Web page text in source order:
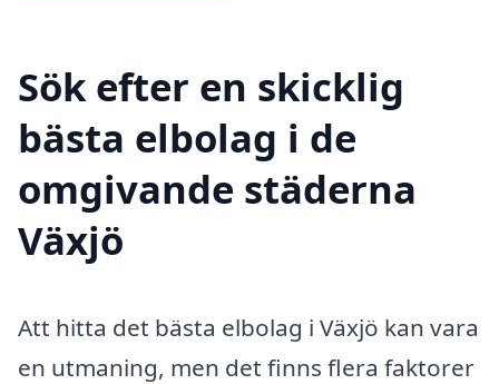
Sök efter en skicklig
bästa elbolag i de
omgivande städerna
Växjö
Att hitta det bästa elbolag i Växjö kan vara
en utmaning, men det finns flera faktorer